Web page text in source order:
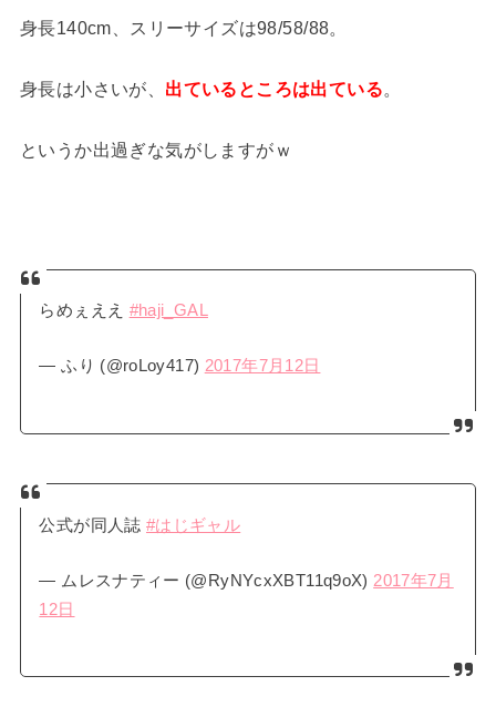
身長140cm、スリーサイズは98/58/88。
身長は小さいが、 出ているところは出ている。
というか出過ぎな気がしますがｗ
らめぇええ #haji_GAL
— ふり (@roLoy417) 2017年7月12日
公式が同人誌 #はじギャル
— ムレスナティー (@RyNYcxXBT11q9oX) 2017年7月
12日